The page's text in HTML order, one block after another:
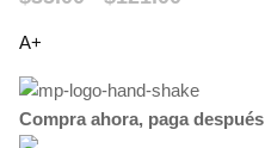
A+
Compra ahora, paga después